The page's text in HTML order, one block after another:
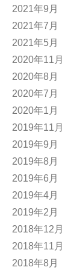
2021年9月
2021年7月
2021年5月
2020年11月
2020年8月
2020年7月
2020年1月
2019年11月
2019年9月
2019年8月
2019年6月
2019年4月
2019年2月
2018年12月
2018年11月
2018年8月